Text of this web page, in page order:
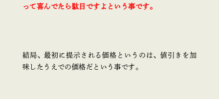
って喜んでたら駄目ですよという事です。
結局、最初に提示される価格というのは、値引きを加
味したうえでの価格だという事です。